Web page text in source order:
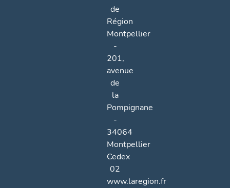
de
Région
Montpellier
-
201,
avenue
de
la
Pompignane
-
34064
Montpellier
Cedex
02
www.laregion.fr